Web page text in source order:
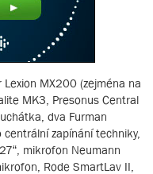
MX200 (zejména na
MK3, Presonus Central
dva Furman
zapínání techniky,
mikrofon Neumann
Rode SmartLav II,